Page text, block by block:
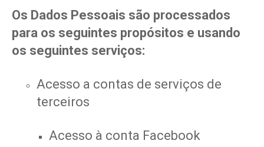
Os Dados Pessoais são processados
para os seguintes propósitos e usando
os seguintes serviços:
Acesso a contas de serviços de
terceiros
Acesso à conta Facebook